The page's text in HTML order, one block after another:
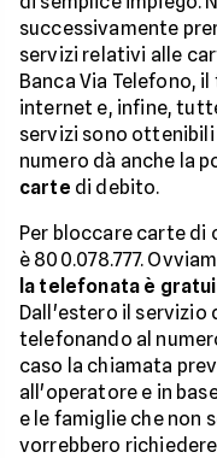
successivamente
servizi relativi alle
Banca Via Telefono,
internet e, infine,
servizi sono
numero dà anche la
carte di debito.
Per bloccare carte
è 800.078.777.
la telefonata è
Dall'estero il servizio
telefonando al
caso la chiamata
all'operatore e in
e le famiglie che non
vorrebbero